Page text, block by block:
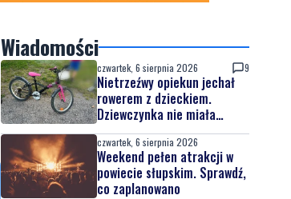
Wiadomości
czwartek, 6 sierpnia 2026 9
Nietrzeźwy opiekun jechał
rowerem z dzieckiem.
Dziewczynka nie miała
kasku
czwartek, 6 sierpnia 2026
Weekend pełen atrakcji w
powiecie słupskim. Sprawdź,
co zaplanowano